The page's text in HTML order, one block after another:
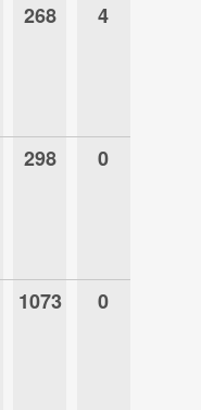
268 4
298 0
1073 0